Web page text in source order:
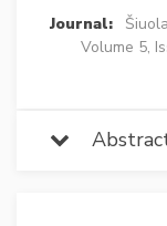
Journal:
Volume 5,